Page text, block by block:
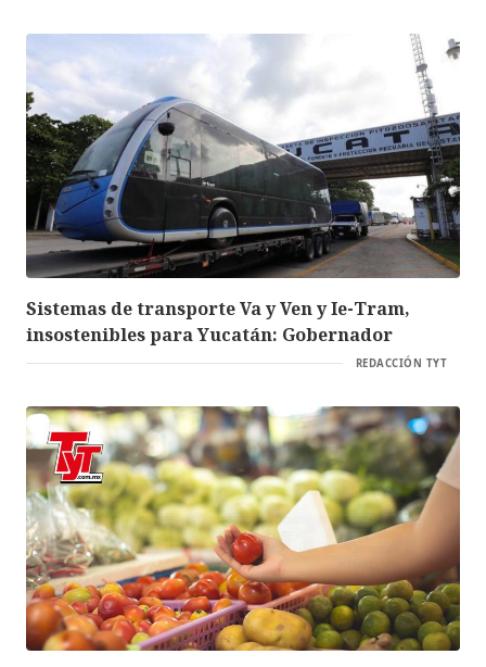
Sistemas de transporte Va y Ven y Ie-Tram,
insostenibles para Yucatán: Gobernador
REDACCIÓN TYT